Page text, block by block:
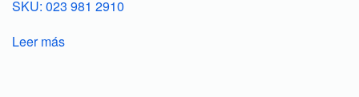
SKU: 023 981 2910
Leer más